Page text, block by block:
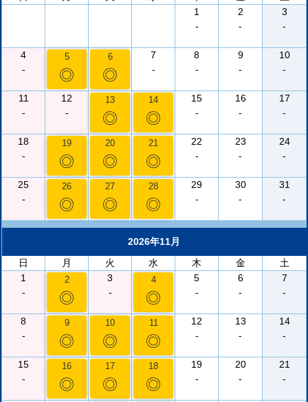
1
-
2
-
3
-
4
-
5
◎
6
◎
7
-
8
-
9
-
10
-
11
-
12
-
13
◎
14
◎
15
-
16
-
17
-
18
-
19
◎
20
◎
21
◎
22
-
23
-
24
-
25
-
26
◎
27
◎
28
◎
29
-
30
-
31
-
2026年11月
日
月 火 水 木 金
土
1
-
2
◎
3
-
4
◎
5
-
6
-
7
-
8
-
9
◎
10
◎
11
◎
12
-
13
-
14
-
15
-
16
◎
17
◎
18
◎
19
-
20
-
21
-